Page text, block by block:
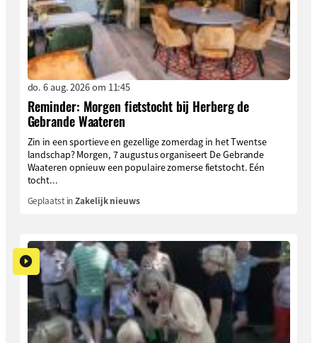
do. 6 aug. 2026 om 11:45
Reminder: Morgen fietstocht bij Herberg de
Gebrande Waateren
Zin in een sportieve en gezellige zomerdag in het Twentse
landschap? Morgen, 7 augustus organiseert De Gebrande
Waateren opnieuw een populaire zomerse fietstocht. Eén
tocht...
Geplaatst inZakelijk nieuws